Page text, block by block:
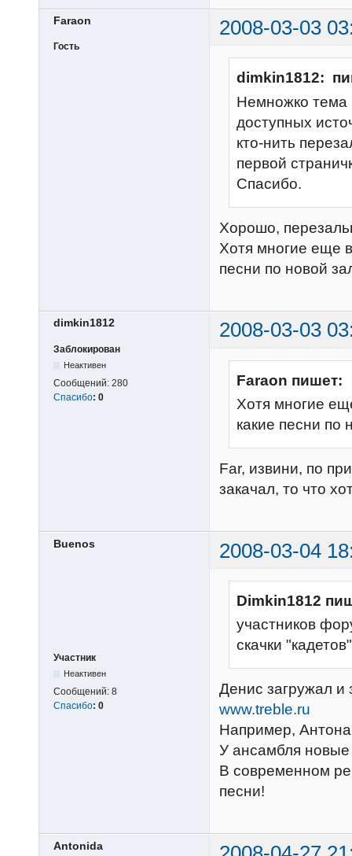
Faraon 2008-03-03
Гость
dimkin1812:
Немножко тема
доступных
кто-нить
первой
Спасибо.
Хорошо,
Хотя многие еще
песни по новой
dimkin1812 2008-03-03
Заблокирован
Неактивен
Сообщений: 280
Спасибо: 0
Faraon пишет:
Хотя многие
какие песни по
Far, извини, по
закачал, то что
Buenos 2008-03-04
Участник
Неактивен
Сообщений: 8
Спасибо: 0
Dimkin1812
участников
скачки
Денис загружал и
www.treble.ru
Например,
У ансамбля
В современном
песни!
Antonida